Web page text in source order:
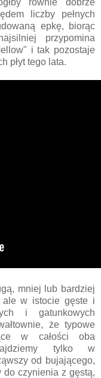
liczby pełnych
epkę, biorąc
przypomina
i tak pozostaje
płyt tego lata.
mniej lub bardziej
ale w istocie gęste i
i gatunkowych
że typowe
w całości oba
tylko w
od bujającego,
do czynienia z gęstą,